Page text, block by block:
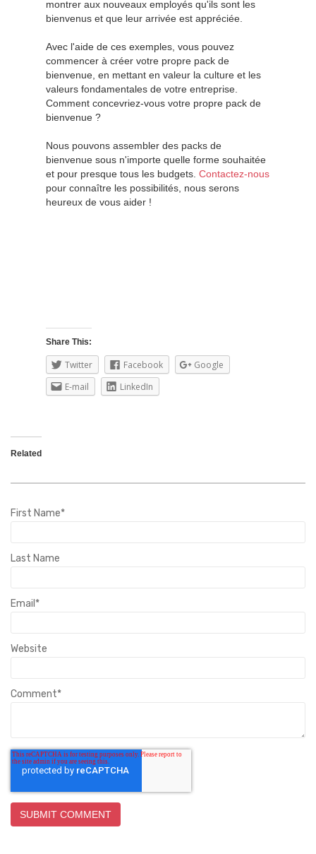
montrer aux nouveaux employés qu'ils sont les
bienvenus et que leur arrivée est appréciée.
Avec l'aide de ces exemples, vous pouvez
commencer à créer votre propre pack de
bienvenue, en mettant en valeur la culture et les
valeurs fondamentales de votre entreprise.
Comment concevriez-vous votre propre pack de
bienvenue ?
Nous pouvons assembler des packs de
bienvenue sous n'importe quelle forme souhaitée
et pour presque tous les budgets. Contactez-nous
pour connaître les possibilités, nous serons
heureux de vous aider !
Share This:
Twitter Facebook
Google
E-mail
LinkedIn
Related
First Name*
Last Name
Email *
Website
Comment*